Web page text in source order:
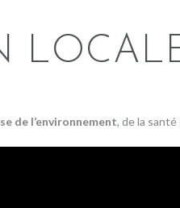
de l’environnement, de la santé